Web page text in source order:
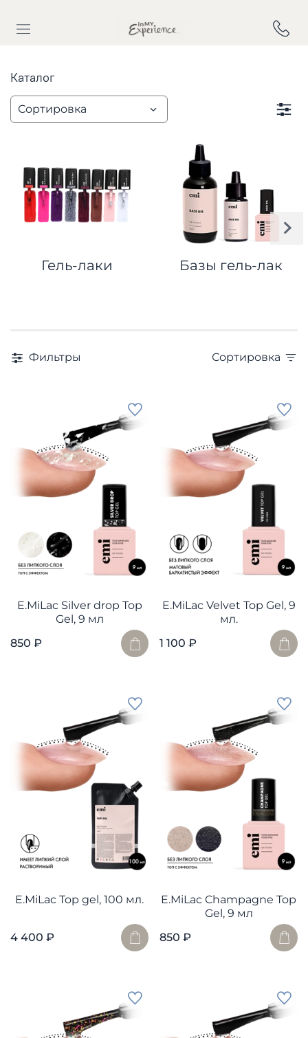
Каталог
Гель-лаки Базы гель-лак
Фильтры Сортировка
E.MiLac Silver drop Top
Gel, 9 мл
850 ₽
E.MiLac Velvet Top Gel, 9
мл.
1 100 ₽
E.MiLac Top gel, 100 мл.
4 400 ₽
E.MiLac Champagne Top
Gel, 9 мл
850 ₽